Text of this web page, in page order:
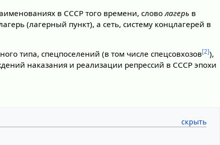
в СССР того времени, словолагерь в
(лагерный пункт), а сеть, систему концлагерей в
типа, спецпоселений (в том числе спецсовхозов[2]),
наказания и реализации репрессий в СССР эпохи